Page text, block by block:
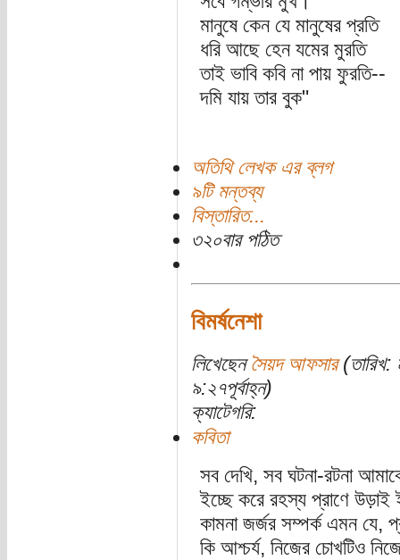
মানুষে কেন যে মানুষের প্রতি
ধরি আছে হেন যমের মুরতি
তাই ভাবি কবি না পায় ফুরতি--
দমি যায় তার বুক"
অতিথি লেখক এর ব্লগ
৯টি মন্তব্য
বিস্তারিত...
৩২০বার পঠিত
বিমর্ষনেশা
লিখেছেনসৈয়দ আফসার(তারিখ:
৯:২৭পূর্বাহ্ন)
ক্যাটেগরি:
কবিতা
সব দেখি, সব ঘটনা-রটনা
ইচ্ছে করে রহস্য প্রাণে উড়াই
কামনা জর্জর সম্পর্ক এমন যে,
কি আশ্চর্য, নিজের চোখটিও